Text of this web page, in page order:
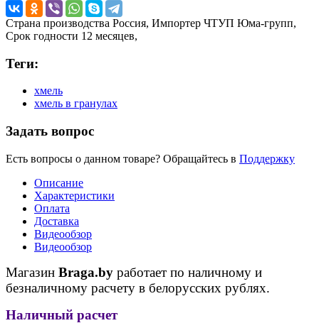
Страна производства Россия, Импортер ЧТУП Юма-групп,
Срок годности 12 месяцев,
Теги:
хмель
хмель в гранулах
Задать вопрос
Есть вопросы о данном товаре? Обращайтесь в Поддержку
Описание
Характеристики
Оплата
Доставка
Видеообзор
Видеообзор
Магазин Braga.by работает по наличному и
безналичному расчету в белорусских рублях.
Наличный расчет